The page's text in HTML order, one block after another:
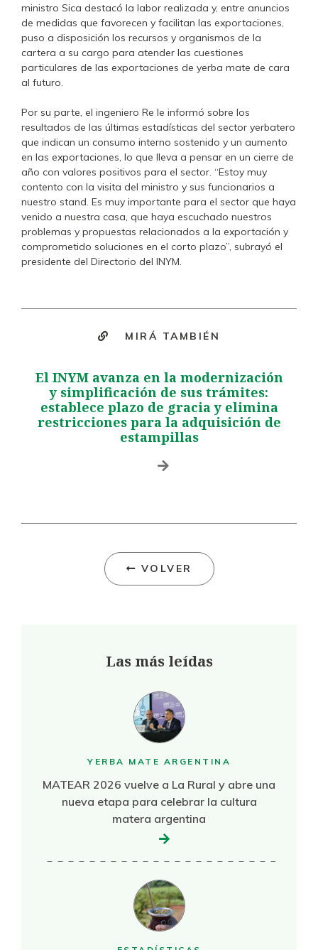
ministro Sica destacó la labor realizada y, entre anuncios
de medidas que favorecen y facilitan las exportaciones,
puso a disposición los recursos y organismos de la
cartera a su cargo para atender las cuestiones
particulares de las exportaciones de yerba mate de cara
al futuro.
Por su parte, el ingeniero Re le informó sobre los
resultados de las últimas estadísticas del sector yerbatero
que indican un consumo interno sostenido y un aumento
en las exportaciones, lo que lleva a pensar en un cierre de
año con valores positivos para el sector. “Estoy muy
contento con la visita del ministro y sus funcionarios a
nuestro stand. Es muy importante para el sector que haya
venido a nuestra casa, que haya escuchado nuestros
problemas y propuestas relacionados a la exportación y
comprometido soluciones en el corto plazo”, subrayó el
presidente del Directorio del INYM.
MIRÁ TAMBIÉN
El INYM avanza en la modernización
y simplificación de sus trámites:
establece plazo de gracia y elimina
restricciones para la adquisición de
estampillas
VOLVER
Las más leídas
YERBA MATE ARGENTINA
MATEAR 2026 vuelve a La Rural y abre una
nueva etapa para celebrar la cultura
matera argentina